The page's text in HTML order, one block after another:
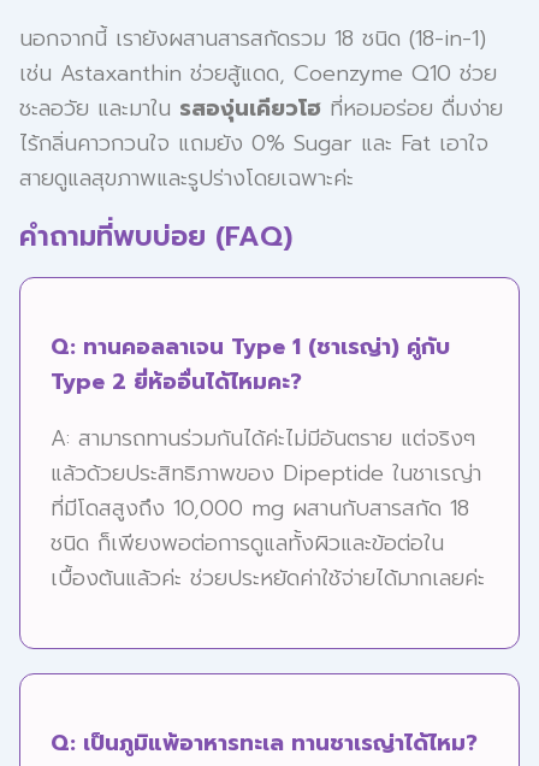
นอกจากนี้ เรายังผสานสารสกัดรวม 18 ชนิด (18-in-1)
เช่น Astaxanthin ช่วยสู้แดด, Coenzyme Q10 ช่วย
ชะลอวัย และมาใน รสองุ่นเคียวโฮที่หอมอร่อย ดื่มง่าย
ไร้กลิ่นคาวกวนใจ แถมยัง 0% Sugar และ Fat เอาใจ
สายดูแลสุขภาพและรูปร่างโดยเฉพาะค่ะ
คำถามที่พบบ่อย (FAQ)
Q: ทานคอลลาเจน Type 1 (ชาเรญ่า) คู่กับ
Type 2 ยี่ห้ออื่นได้ไหมคะ?
A: สามารถทานร่วมกันได้ค่ะไม่มีอันตราย แต่จริงๆ
แล้วด้วยประสิทธิภาพของ Dipeptide ในชาเรญ่า
ที่มีโดสสูงถึง 10,000 mg ผสานกับสารสกัด 18
ชนิด ก็เพียงพอต่อการดูแลทั้งผิวและข้อต่อใน
เบื้องต้นแล้วค่ะ ช่วยประหยัดค่าใช้จ่ายได้มากเลยค่ะ
Q: เป็นภูมิแพ้อาหารทะเล ทานชาเรญ่าได้ไหม?